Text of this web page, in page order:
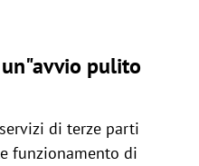
pulito
di terze parti
funzionamento di